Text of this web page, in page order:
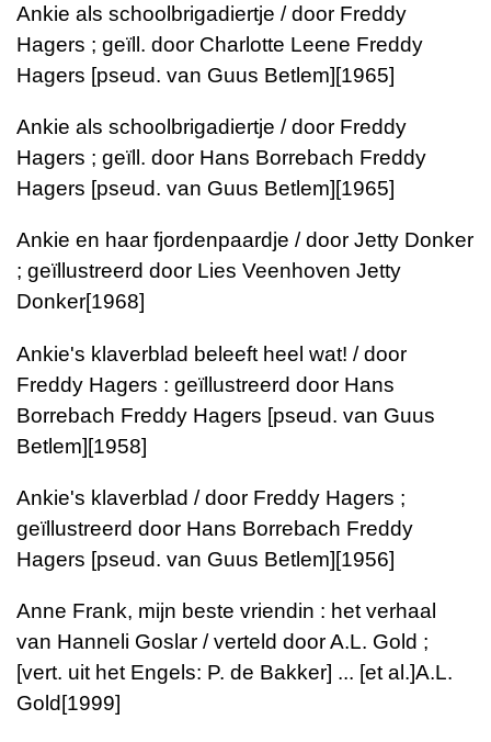
Ankie als schoolbrigadiertje / door Freddy
Hagers ; geïll. door Charlotte Leene Freddy
Hagers [pseud. van Guus Betlem][1965]
Ankie als schoolbrigadiertje / door Freddy
Hagers ; geïll. door Hans Borrebach Freddy
Hagers [pseud. van Guus Betlem] [1965]
Ankie en haar fjordenpaardje / door Jetty Donker
; geïllustreerd door Lies Veenhoven Jetty
Donker[1968]
Ankie's klaverblad beleeft heel wat! / door
Freddy Hagers : geïllustreerd door Hans
Borrebach Freddy Hagers [pseud. van Guus
Betlem][1958]
Ankie's klaverblad / door Freddy Hagers ;
geïllustreerd door Hans Borrebach Freddy
Hagers [pseud. van Guus Betlem] [1956]
Anne Frank, mijn beste vriendin : het verhaal
van Hanneli Goslar / verteld door A.L. Gold ;
[vert. uit het Engels: P. de Bakker] ... [et al.]A.L.
Gold [1999]